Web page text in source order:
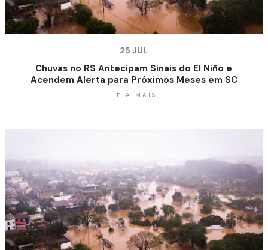
25 JUL
Chuvas no RS Antecipam Sinais do El Niño e
Acendem Alerta para Próximos Meses em SC
LEIA MAIS